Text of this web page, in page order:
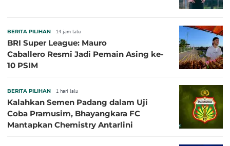
BERITA PILIHAN 14 jam lalu
BRI Super League: Mauro
Caballero Resmi Jadi Pemain Asing ke-
10 PSIM
BERITA PILIHAN 1 hari lalu
Kalahkan Semen Padang dalam Uji
Coba Pramusim, Bhayangkara FC
Mantapkan Chemistry Antarlini